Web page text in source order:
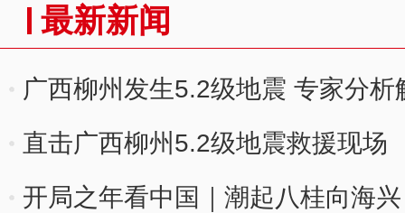
最新新闻
广西柳州发生5.2级地震 专家分析
直击广西柳州5.2级地震救援现场
开局之年看中国｜潮起八桂向海